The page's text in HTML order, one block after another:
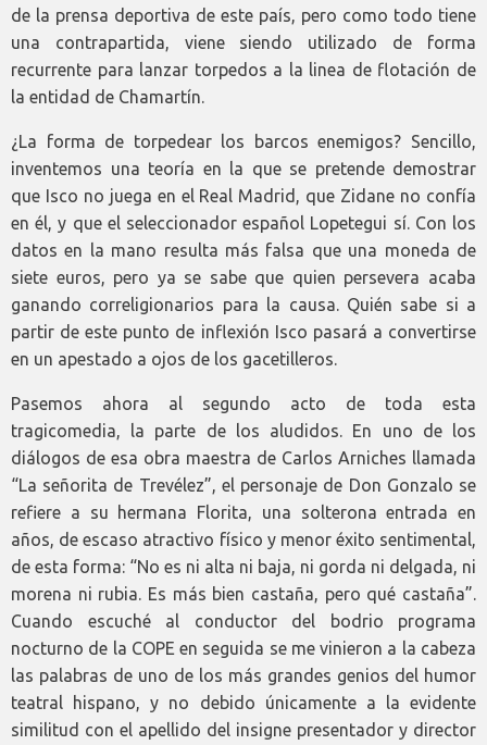
de la prensa deportiva de este país, pero como todo tiene
una contrapartida, viene siendo utilizado de forma
recurrente para lanzar torpedos a la linea de flotación de
la entidad de Chamartín.
¿La forma de torpedear los barcos enemigos? Sencillo,
inventemos una teoría en la que se pretende demostrar
que Isco no juega en el Real Madrid, que Zidane no confía
en él, y que el seleccionador español Lopetegui sí. Con los
datos en la mano resulta más falsa que una moneda de
siete euros, pero ya se sabe que quien persevera acaba
ganando correligionarios para la causa. Quién sabe si a
partir de este punto de inflexión Isco pasará a convertirse
en un apestado a ojos de los gacetilleros.
Pasemos ahora al segundo acto de toda esta
tragicomedia, la parte de los aludidos. En uno de los
diálogos de esa obra maestra de Carlos Arniches llamada
“La señorita de Trevélez”, el personaje de Don Gonzalo se
refiere a su hermana Florita, una solterona entrada en
años, de escaso atractivo físico y menor éxito sentimental,
de esta forma: “No es ni alta ni baja, ni gorda ni delgada, ni
morena ni rubia. Es más bien castaña, pero qué castaña”.
Cuando escuché al conductor del bodrio programa
nocturno de la COPE en seguida se me vinieron a la cabeza
las palabras de uno de los más grandes genios del humor
teatral hispano, y no debido únicamente a la evidente
similitud con el apellido del insigne presentador y director